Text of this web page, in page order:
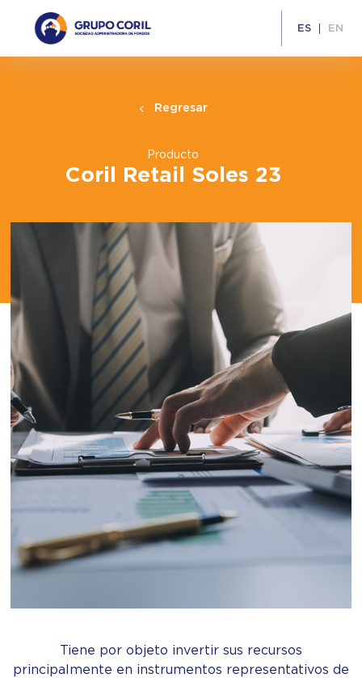
ES EN
Regresar
Producto
Coril Retail Soles 23
Tiene por objeto invertir sus recursos
principalmente en instrumentos representativos de